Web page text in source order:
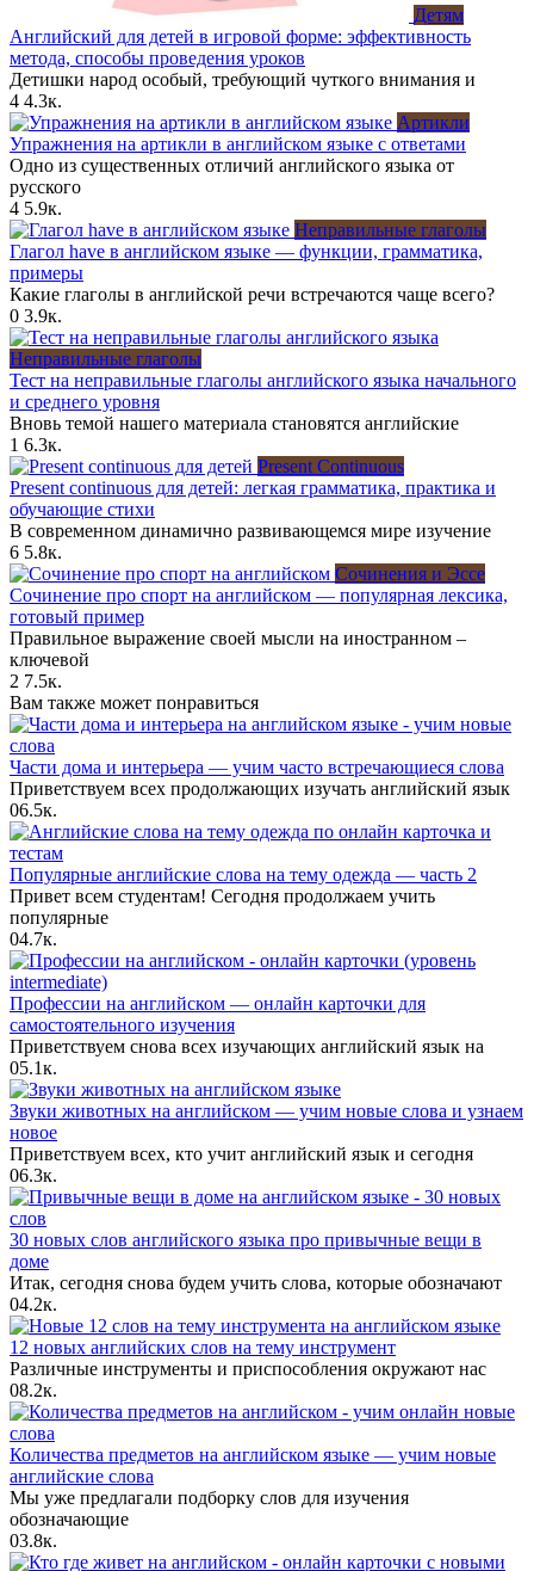
Детям
Английский для детей в игровой форме: эффективность
метода, способы проведения уроков
Детишки народ особый, требующий чуткого внимания и
4 4.3к.
Артикли
Упражнения на артикли в английском языке с ответами
Одно из существенных отличий английского языка от
русского
4 5.9к.
Неправильные глаголы
Глагол have в английском языке — функции, грамматика,
примеры
Какие глаголы в английской речи встречаются чаще всего?
0 3.9к.
Неправильные глаголы
Тест на неправильные глаголы английского языка начального
и среднего уровня
Вновь темой нашего материала становятся английские
1 6.3к.
Present Continuous
Present continuous для детей: легкая грамматика, практика и
обучающие стихи
В современном динамично развивающемся мире изучение
6 5.8к.
Сочинения и Эссе
Сочинение про спорт на английском — популярная лексика,
готовый пример
Правильное выражение своей мысли на иностранном –
ключевой
2 7.5к.
Вам также может понравиться
Части дома и интерьера — учим часто встречающиеся слова
Приветствуем всех продолжающих изучать английский язык
06.5к.
Популярные английские слова на тему одежда — часть 2
Привет всем студентам! Сегодня продолжаем учить
популярные
04.7к.
Профессии на английском — онлайн карточки для
самостоятельного изучения
Приветствуем снова всех изучающих английский язык на
05.1к.
Звуки животных на английском — учим новые слова и узнаем
новое
Приветствуем всех, кто учит английский язык и сегодня
06.3к.
30 новых слов английского языка про привычные вещи в
доме
Итак, сегодня снова будем учить слова, которые обозначают
04.2к.
12 новых английских слов на тему инструмент
Различные инструменты и приспособления окружают нас
08.2к.
Количества предметов на английском языке — учим новые
английские слова
Мы уже предлагали подборку слов для изучения
обозначающие
03.8к.